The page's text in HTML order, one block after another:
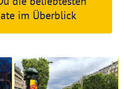
im Überblick